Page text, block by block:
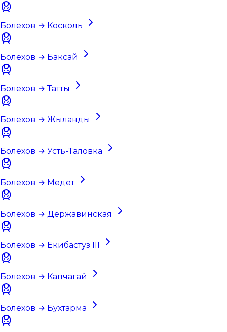
Болехов → Коскoль
Болехов → Баксай
Болехов → Татты
Болехов → Жыланды
Болехов → Усть-Таловка
Болехов → Медет
Болехов → Державинская
Болехов → Екибастуз III
Болехов → Капчагай
Болехов → Бухтарма